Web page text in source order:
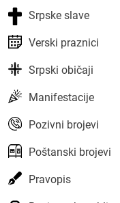
Srpske slave
Verski praznici
Srpski običaji
Manifestacije
Pozivni brojevi
Poštanski brojevi
Pravopis